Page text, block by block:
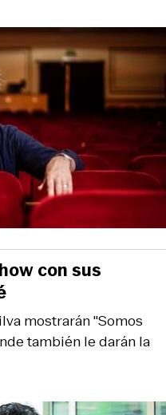
mostrarán "Somos
también le darán la
con sus